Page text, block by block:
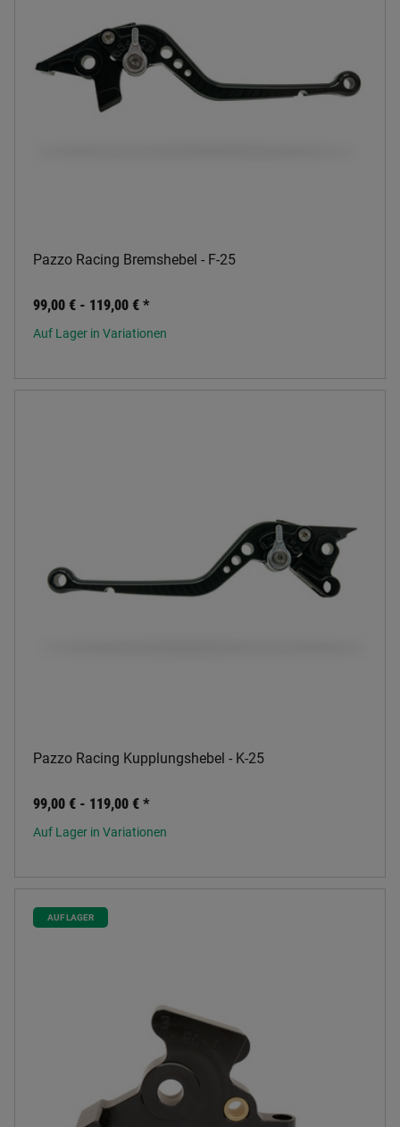
Pazzo Racing Bremshebel - F-25
99,00 € - 119,00 € *
Auf Lager in Variationen
Pazzo Racing Kupplungshebel - K-25
99,00 € - 119,00 € *
Auf Lager in Variationen
AUF LAGER